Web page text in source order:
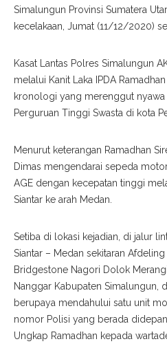
Simalungun Provinsi Sumatera
kecelakaan, Jumat (11/12/2020)
Kasat Lantas Polres Simalungun
melalui Kanit Laka IPDA
kronologi yang merenggut nyawa
Perguruan Tinggi Swasta di kota
Menurut keterangan Ramadhan
Dimas mengendarai sepeda
AGE dengan kecepatan tinggi
Siantar ke arah Medan.
Setiba di lokasi kejadian, di jalur
Siantar – Medan sekitaran
Bridgestone Nagori Dolok
Nanggar Kabupaten Simalungun,
berupaya mendahului satu unit
nomor Polisi yang berada
Ungkap Ramadhan kepada